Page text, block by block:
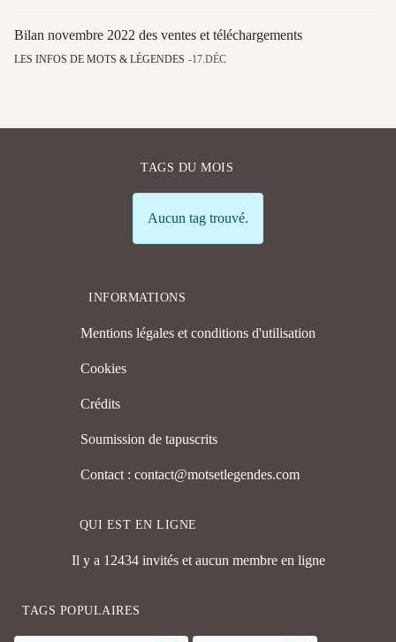
Bilan novembre 2022 des ventes et téléchargements
LES INFOS DE MOTS & LÉGENDES 17.DÉC
TAGS DU MOIS
Info
Aucun tag trouvé.
INFORMATIONS
Mentions légales et conditions d'utilisation
Cookies
Crédits
Soumission de tapuscrits
Contact : contact@motsetlegendes.com
QUI EST EN LIGNE
Il y a 12434 invités et aucun membre en ligne
TAGS POPULAIRES